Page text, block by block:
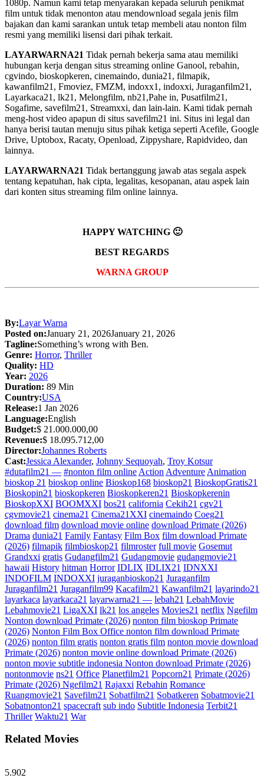
1080p. Namun kami tetap menyarakan kepada seluruh penikmat
film untuk tidak menonton atau mendownload segala jenis film
bajakan dan kami sarankan untuk tetap membeli atau nonton film
resmi yang memiliki lisensi dari pihak terkait.
LAYARWARNA21 Tidak pernah bekerja sama atau memiliki
hubungan kerja dengan situs streaming online Ganool, rebahin,
cgvindo, bioskopkeren, cinemaindo, dunia21, filmapik,
kawanfilm21, Fmoviez, FMZM, indoxx1, indoxxi, Juraganfilm21,
Layarkaca21, lk21, Melongfilm, nb21,Pahe in, Pusatfilm21,
Sogafime, savefilm21, Streamxxi, dan lain-lain. Kami tidak pernah
meng-host video apapun di situs savefilm21 ini. Situs ini legal dan
hanya berisi tautan menuju situs pihak ketiga seperti Acefile, Google
Drive, Uptobox, Racaty, Openload, Zippyshare, Rapidvideo, dan
lainnya.
LAYARWARNA21 Tidak bertanggung jawab atas segala aspek
tentang kepatuhan, hak cipta, legalitas, kesopanan, atau aspek lain
dari konten situs streaming film online lainnya.
HAPPY WATCHING 🙂
BEST REGARDS
WARNA GROUP
By:Layar Warna
Posted on:January 21, 2026January 21, 2026
Tagline:Something’s wrong with Ben.
Genre: Horror, Thriller
Quality: HD
Year: 2026
Duration: 89 Min
Country:USA
Release:1 Jan 2026
Language:English
Budget:$ 21.000.000,00
Revenue:$ 18.095.712,00
Director:Johannes Roberts
Cast:Jessica Alexander, Johnny Sequoyah, Troy Kotsur
#dutafilm21 — #nonton film online Action Adventure Animation
bioskop 21 bioskop online Bioskop168 bioskop21 BioskopGratis21
Bioskopin21 bioskopkeren Bioskopkeren21 Bioskopkerenin
BioskopXXI BOOMXXI bos21 california Cekih21 cgv21
cgvmovie21 cinema21 Cinema21XXI cinemaindo Coeg21
download film download movie online download Primate (2026)
Drama dunia21 Family Fantasy Film Box film download Primate
(2026) filmapik filmbioskop21 filmroster full movie Gosemut
Grandxxi gratis Gudangfilm21 Gudangmovie gudangmovie21
hawaii History hitman Horror IDLIX IDLIX21 IDNXXI
INDOFILM INDOXXI juraganbioskop21 Juraganfilm
Juraganfilm21 Juraganfilm99 Kacafilm21 Kawanfilm21 layarindo21
layarkaca layarkaca21 layarwarna21 — lebah21 LebahMovie
Lebahmovie21 LigaXXI lk21 los angeles Movies21 netflix Ngefilm
Nonton download Primate (2026) nonton film bioskop Primate
(2026) Nonton Film Box Office nonton film download Primate
(2026) nonton film gratis nonton gratis film nonton movie download
Primate (2026) nonton movie online download Primate (2026)
nonton movie subtitle indonesia Nonton download Primate (2026)
nontonmovie ns21 Office Planetfilm21 Popcorn21 Primate (2026)
Primate (2026) Ngefilm21 Rajaxxi Rebahin Romance
Ruangmovie21 Savefilm21 Sobatfilm21 Sobatkeren Sobatmovie21
Sobatnonton21 spacecraft sub indo Subtitle Indonesia Terbit21
Thriller Waktu21 War
Related Movies
5.902